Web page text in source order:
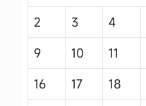
2
3 4
9
10 11
16
17 18